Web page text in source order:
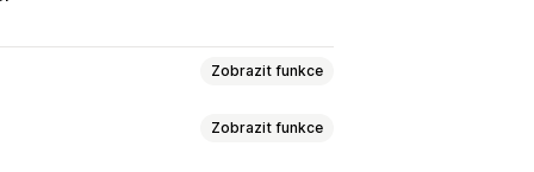
Zobrazit funkce
Zobrazit funkce